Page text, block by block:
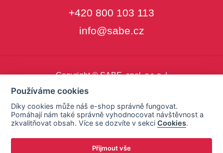
+420 800 103 113
info@sabe.cz
Copyright © SABE, spol. s r. o. |
Používáme cookies
Díky cookies může náš e-shop správně fungovat.
Pomáhají nám také správně vyhodnocovat návštěvnost a
zkvalitňovat obsah. Více se dozvíte v sekciCookies.
Přijmout vše